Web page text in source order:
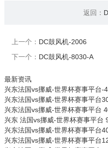
返回：
上一个： DC鼓风机-2006
下一个： DC鼓风机-8030-A
最新资讯
兴东法国vs挪威-世界杯赛事平台
兴东法国vs挪威-世界杯赛事平台
兴东法国vs挪威-世界杯赛事平台
兴东 法国vs挪威-世界杯赛事平
兴东法国vs挪威-世界杯赛事平台
兴东法国vs挪威-世界杯赛事平